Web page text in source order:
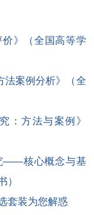
》（全国高等学
法案例分析》（全
：方法与案例》
——核心概念与基
）
套装为您解惑